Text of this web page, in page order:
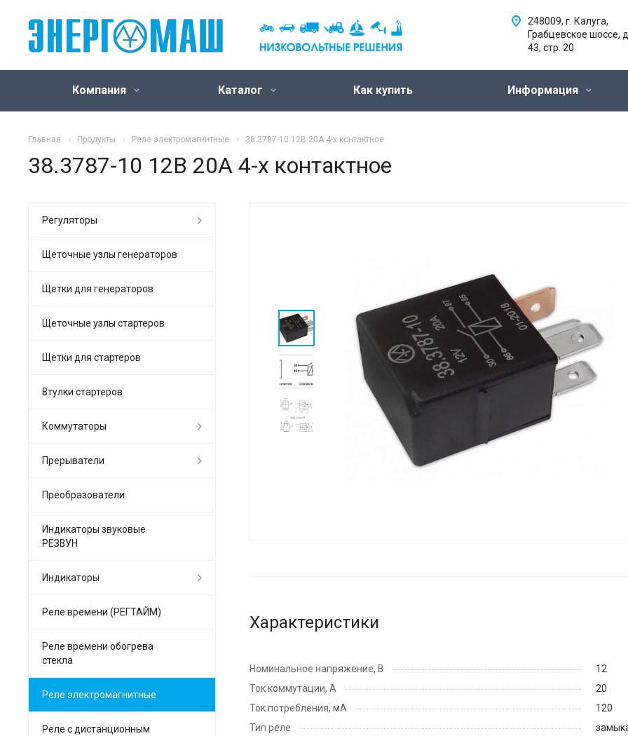
248009, г. Калуга,
Грабцевское шоссе, д.
43, стр. 20
Компания Каталог Как купить Информация
Главная Продукты Реле электромагнитные 38.3787-10 12В 20А 4-х контактное
38.3787-10 12В 20А 4-х контактное
Характеристики
Номинальное напряжение, В
12
Ток коммутации, А
20
Ток потребления, мА
120
Тип реле
Регуляторы
Щеточные узлы генераторов
Щетки для генераторов
Щеточные узлы стартеров
Щетки для стартеров
Втулки стартеров
Коммутаторы
Прерыватели
Преобразователи
Индикаторы звуковые
РЕЗВУН
Индикаторы
Реле времени (РЕГТАЙМ)
Реле времени обогрева
стекла
Реле электромагнитные
Реле с дистанционным